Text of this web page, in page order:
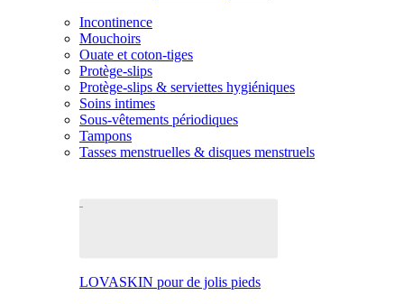
Incontinence
Mouchoirs
Ouate et coton-tiges
Protège-slips
Protège-slips & serviettes hygiéniques
Soins intimes
Sous-vêtements périodiques
Tampons
Tasses menstruelles & disques menstruels
LOVASKIN pour de jolis pieds